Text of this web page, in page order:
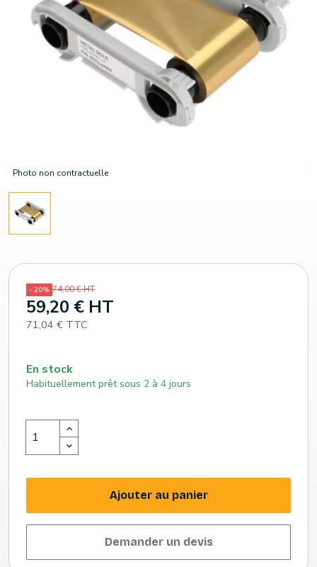
Photo non contractuelle
- 20% 74,00 € HT
59,20 € HT
71,04 € TTC
En stock
Habituellement prêt sous 2 à 4 jours
Ajouter au panier
Demander un devis